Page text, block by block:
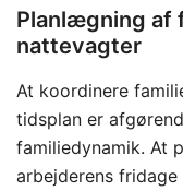
Planlægning af
nattevagter
At koordinere
tidsplan er
familiedynamik. At
arbejderens fridage